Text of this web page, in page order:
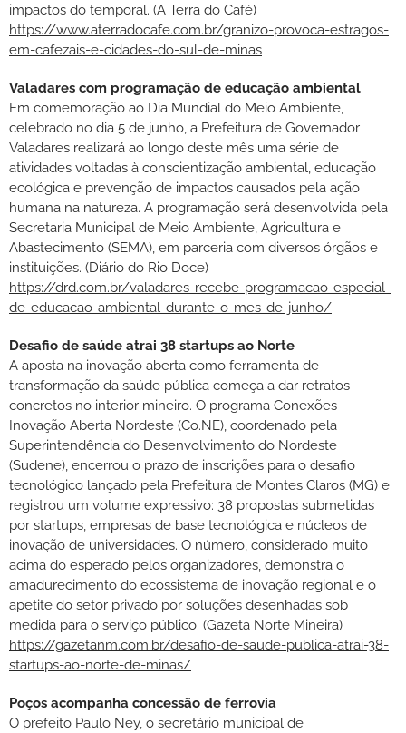
impactos do temporal. (A Terra do Café)
https://www.aterradocafe.com.br/granizo-provoca-estragos-
em-cafezais-e-cidades-do-sul-de-minas
Valadares com programação de educação ambiental
Em comemoração ao Dia Mundial do Meio Ambiente,
celebrado no dia 5 de junho, a Prefeitura de Governador
Valadares realizará ao longo deste mês uma série de
atividades voltadas à conscientização ambiental, educação
ecológica e prevenção de impactos causados pela ação
humana na natureza. A programação será desenvolvida pela
Secretaria Municipal de Meio Ambiente, Agricultura e
Abastecimento (SEMA), em parceria com diversos órgãos e
instituições. (Diário do Rio Doce)
https://drd.com.br/valadares-recebe-programacao-especial-
de-educacao-ambiental-durante-o-mes-de-junho/
Desafio de saúde atrai 38 startups ao Norte
A aposta na inovação aberta como ferramenta de
transformação da saúde pública começa a dar retratos
concretos no interior mineiro. O programa Conexões
Inovação Aberta Nordeste (Co.NE), coordenado pela
Superintendência do Desenvolvimento do Nordeste
(Sudene), encerrou o prazo de inscrições para o desafio
tecnológico lançado pela Prefeitura de Montes Claros (MG) e
registrou um volume expressivo: 38 propostas submetidas
por startups, empresas de base tecnológica e núcleos de
inovação de universidades. O número, considerado muito
acima do esperado pelos organizadores, demonstra o
amadurecimento do ecossistema de inovação regional e o
apetite do setor privado por soluções desenhadas sob
medida para o serviço público. (Gazeta Norte Mineira)
https://gazetanm.com.br/desafio-de-saude-publica-atrai-38-
startups-ao-norte-de-minas/
Poços acompanha concessão de ferrovia
O prefeito Paulo Ney, o secretário municipal de